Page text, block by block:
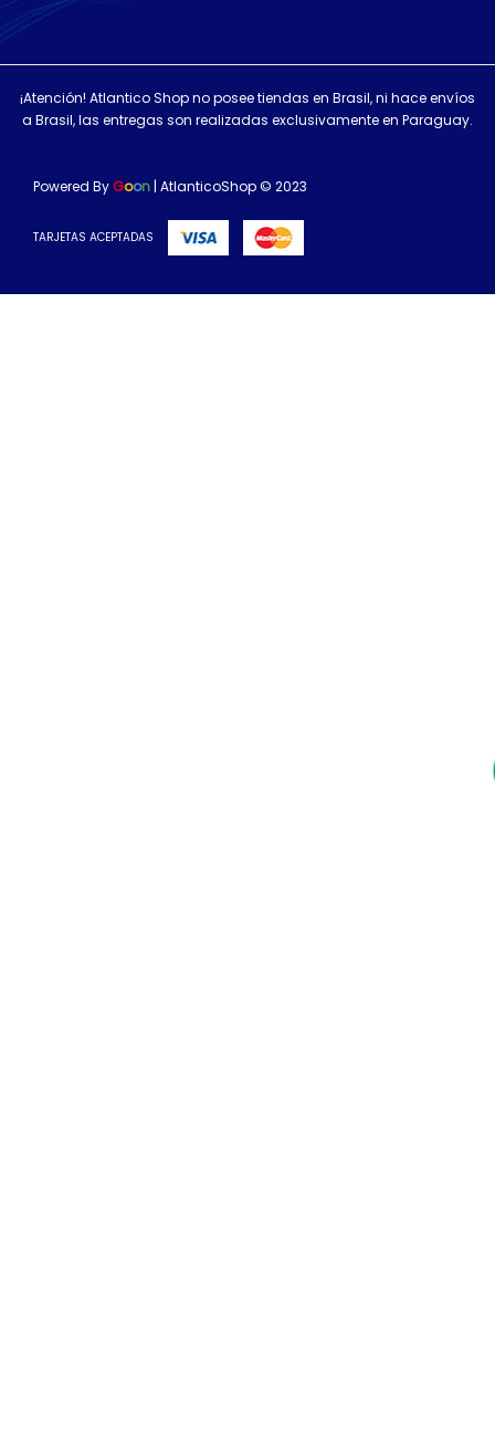
¡Atención! Atlantico Shop no posee tiendas en Brasil, ni hace envíos
a Brasil, las entregas son realizadas exclusivamente en Paraguay.
Powered By Goon | AtlanticoShop © 2023
TARJETAS ACEPTADAS